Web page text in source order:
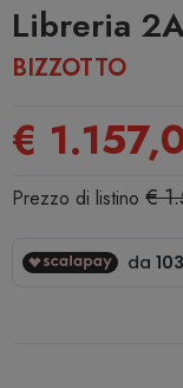
Libreria
BIZZOTTO
€
Prezzo di listino €